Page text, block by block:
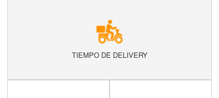
TIEMPO DE DELIVERY